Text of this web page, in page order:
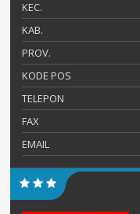
KEC.
KAB.
PROV.
KODE POS
TELEPON
FAX
EMAIL